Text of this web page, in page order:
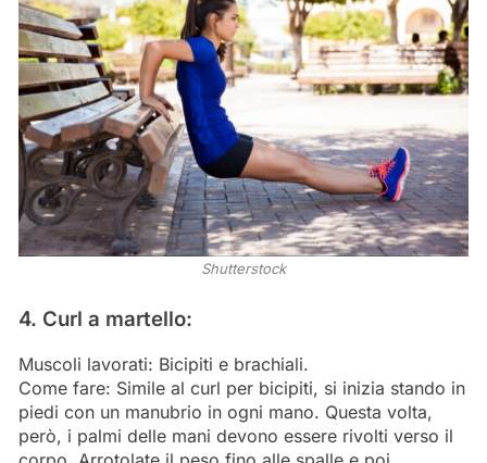
Shutterstock
4. Curl a martello:
Muscoli lavorati: Bicipiti e brachiali.
Come fare: Simile al curl per bicipiti, si inizia stando in
piedi con un manubrio in ogni mano. Questa volta,
però, i palmi delle mani devono essere rivolti verso il